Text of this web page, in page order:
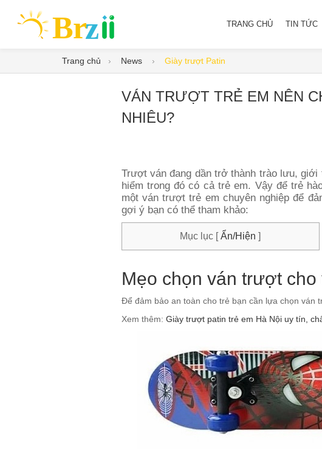
TRANG CHỦ TIN TỨC
Trang chủ News Giày trượt Patin
VÁN TRƯỢT TRẺ EM NÊN
NHIÊU?
Trượt ván đang dần trở thành trào lưu,
hiểm trong đó có cả trẻ em. Vậy để trẻ
một ván trượt trẻ em chuyên nghiệp để
gợi ý bạn có thể tham khảo:
Mục lục [Ẩn/Hiện ]
Mẹo chọn ván trượt cho
Để đảm bảo an toàn cho trẻ bạn cần lựa chọn ván
Xem thêm: Giày trượt patin trẻ em Hà Nội uy tín,